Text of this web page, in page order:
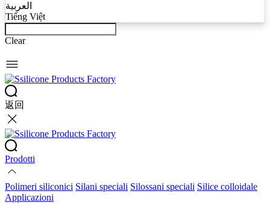
العربية
Tiếng Việt
Clear
返回
Prodotti
Polimeri siliconici Silani speciali Silossani speciali Silice colloidale
Applicazioni